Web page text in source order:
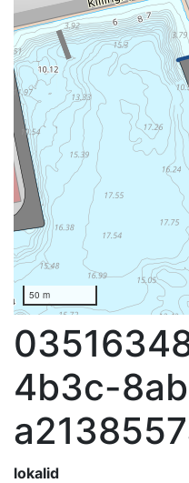
50 m
4b3c-
lokalid